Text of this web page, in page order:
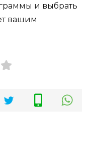
и выбрать
вашим